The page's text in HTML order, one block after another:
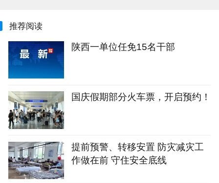
推荐阅读
陕西一单位任免15名干部
国庆假期部分火车票，开启预约！
提前预警、转移安置 防灾减灾工
作做在前 守住安全底线